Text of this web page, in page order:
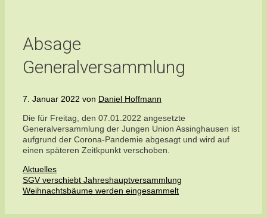
Absage
Generalversammlung
7. Januar 2022 von Daniel Hoffmann
Die für Freitag, den 07.01.2022 angesetzte
Generalversammlung der Jungen Union Assinghausen ist
aufgrund der Corona-Pandemie abgesagt und wird auf
einen späteren Zeitkpunkt verschoben.
Kategorien
Aktuelles
SGV verschiebt Jahreshauptversammlung
Weihnachtsbäume werden eingesammelt